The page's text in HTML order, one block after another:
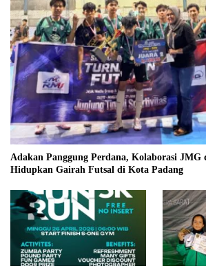
Adakan Panggung Perdana, Kolaborasi JMG
Hidupkan Gairah Futsal di Kota Padang